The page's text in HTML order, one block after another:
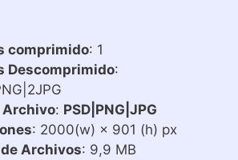
comprimido: 1
Descomprimido:
Archivo: PSD|PNG|JPG
: 2000(w) × 901 (h) px
Archivos: 9,9 MB